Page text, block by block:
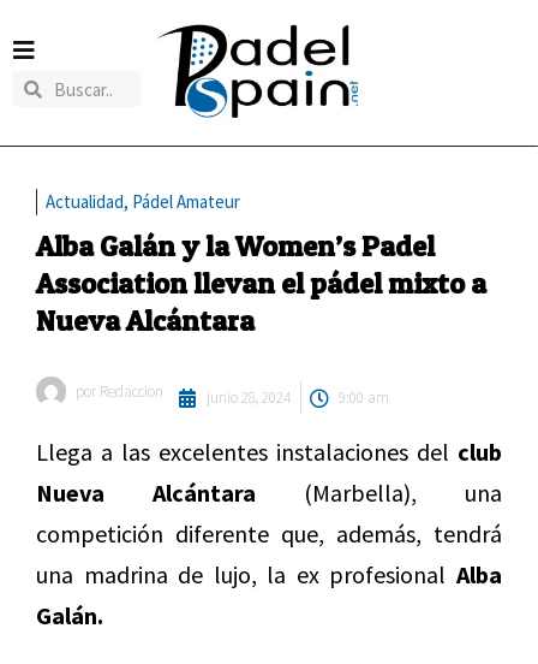
Actualidad, Pádel Amateur
Alba Galán y la Women’s Padel
Association llevan el pádel mixto a
Nueva Alcántara
por Redaccion junio 28, 2024 9:00 am
Llega a las excelentes instalaciones del club
Nueva Alcántara (Marbella), una
competición diferente que, además, tendrá
una madrina de lujo, la ex profesional Alba
Galán.